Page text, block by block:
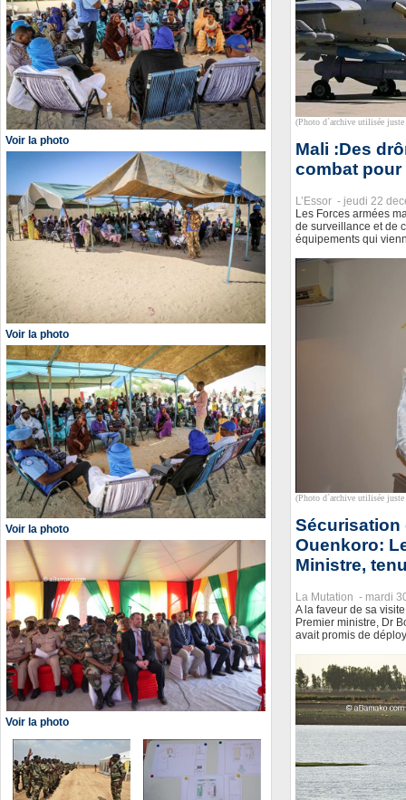
Voir la photo
Voir la photo
Voir la photo
Voir la photo
(Photo d`archive utilisée
Mali :Des
combat pour
L’Essor - jeudi 22
Les Forces armées
de surveillance et de
équipements qui
(Photo d`archive utilisée
Sécurisation
Ouenkoro:
Ministre,
La Mutation - mardi
A la faveur de sa
Premier ministre, Dr
avait promis de